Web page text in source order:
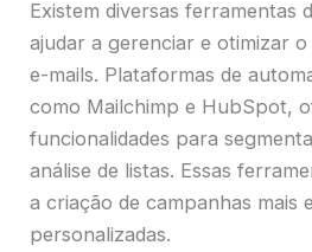
Existem diversas ferramentas
ajudar a gerenciar e otimizar
e-mails. Plataformas de
como Mailchimp e HubSpot,
funcionalidades para
análise de listas. Essas
a criação de campanhas mais
personalizadas.